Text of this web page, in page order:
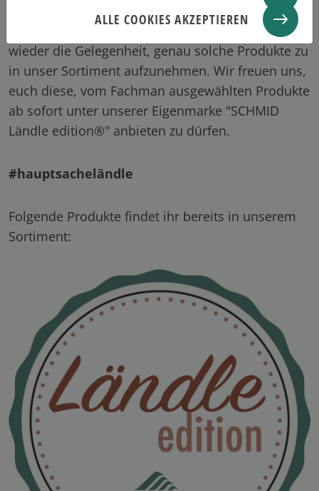
konkurieren können. Und trotzdem ergibt sich
durch unsere stetigen Bemühungen immer
wieder die Gelegenheit, genau solche Produkte zu
in unser Sortiment aufzunehmen. Wir freuen uns,
euch diese, vom Fachman ausgewählten Produkte
ab sofort unter unserer Eigenmarke "SCHMID
Ländle edition®" anbieten zu dürfen.
#hauptsacheländle
Folgende Produkte findet ihr bereits in unserem
Sortiment:
ALLE COOKIES AKZEPTIEREN